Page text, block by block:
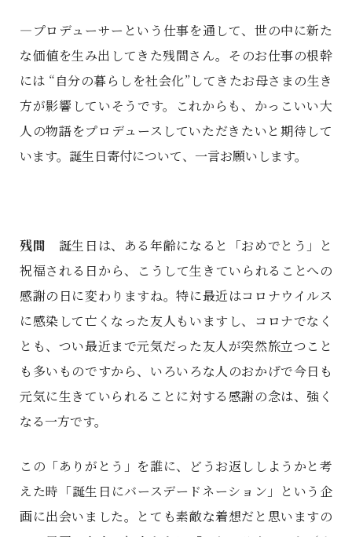
―プロデューサーという仕事を通して、世の中に新た
な価値を生み出してきた残間さん。そのお仕事の根幹
には “自分の暮らしを社会化”してきたお母さまの生き
方が影響していそうです。これからも、かっこいい大
人の物語をプロデュースしていただきたいと期待して
います。誕生日寄付について、一言お願いします。
残間 誕生日は、ある年齢になると「おめでとう」と
祝福される日から、こうして生きていられることへの
感謝の日に変わりますね。特に最近はコロナウイルス
に感染して亡くなった友人もいますし、コロナでなく
とも、つい最近まで元気だった友人が突然旅立つこと
も多いものですから、いろいろな人のおかげで今日も
元気に生きていられることに対する感謝の念は、強く
なる一方です。
この「ありがとう」を誰に、どうお返ししようかと考
えた時「誕生日にバースデードネーション」という企
画に出会いました。とても素敵な着想だと思いますの